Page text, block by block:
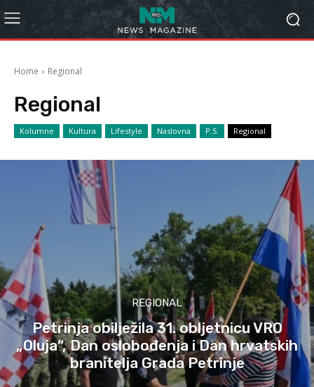
Home Regional
Regional
Kolumne Kultura Lifestyle Naslovna P.S. Regional
REGIONAL
Petrinja obilježila 31. obljetnicu VRO
„Oluja“, Dan oslobođenja i Dan hrvatskih
branitelja Grada Petrinje